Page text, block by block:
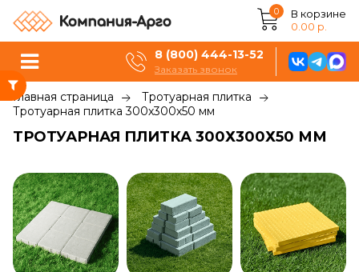
0
В корзине
0.00 р.
8 (800) 444-13-52
Заказать звонок
Главная страница
Тротуарная плитка
Тротуарная плитка 300х300х50 мм
ТРОТУАРНАЯ ПЛИТКА 300Х300Х50 ММ